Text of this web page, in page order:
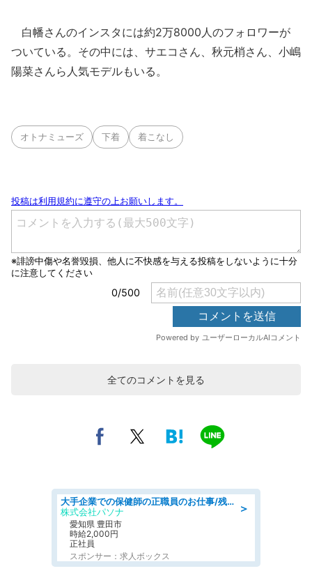
白幡さんのインスタには約2万8000人のフォロワーが
ついている。その中には、サエコさん、秋元梢さん、小嶋
陽菜さんら人気モデルもいる。
オトナミューズ 下着 着こなし
全てのコメントを見る
＞
大手企業での保健師の正職員のお仕事/残業なし/要資格:保健師
株式会社パソナ
愛知県 豊田市
時給2,000円
正社員
スポンサー：求人ボックス